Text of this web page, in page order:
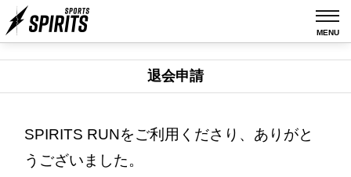
MENU
退会申請
SPIRITS RUNをご利用くださり、ありがと
うございました。